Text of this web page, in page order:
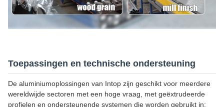
Toepassingen en technische ondersteuning
De aluminiumoplossingen van Intop zijn geschikt voor meerdere
wereldwijde sectoren met een hoge vraag, met geëxtrudeerde
profielen en ondersteunende systemen die worden gebruikt in: